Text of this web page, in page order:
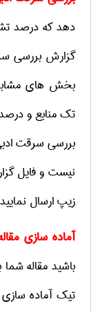
دهد که درصد
گزارش بررسی
بخش های
تک منابع و
بررسی سرقت
نیست و فایل
زیپ ارسال
آماده سازی
باشید مقاله
تیک آماده